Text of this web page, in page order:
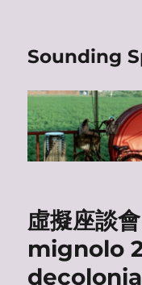
Sounding
虛擬座談
mignolo